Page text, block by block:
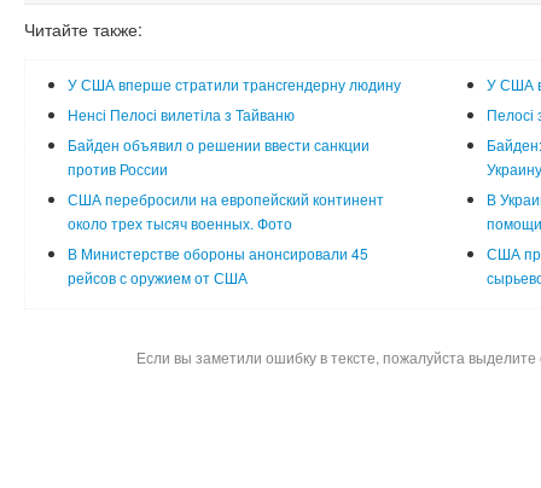
Читайте также:
У США вперше стратили трансгендерну людину
У США
Ненсі Пелосі вилетіла з Тайваню
Пелосі
Байден объявил о решении ввести санкции
против России
Украину
США перебросили на европейский континент
около трех тысяч военных. Фото
В
В Министерстве обороны анонсировали 45
рейсов с оружием от США
США
Если вы заметили ошибку в тексте, пожалуйста